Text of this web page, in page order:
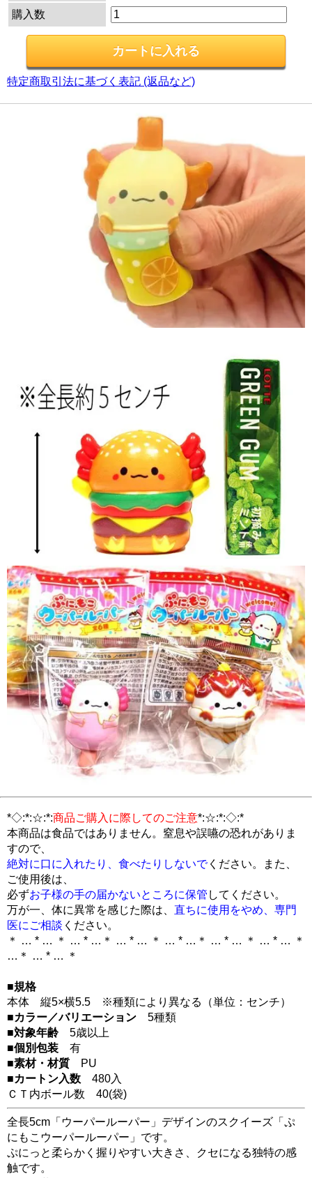
購入数
特定商取引法に基づく表記 (返品など)
*◇:*:☆:*:商品ご購入に際してのご注意*:☆:*:◇:*
本商品は食品ではありません。窒息や誤嚥の恐れがありま
すので、
絶対に口に入れたり、食べたりしないでください。また、
ご使用後は、
必ずお子様の手の届かないところに保管 してください。
万が一、体に異常を感じた際は、 直ちに使用をやめ、専門
医にご相談 ください。
＊ … * … ＊ … * …＊ … * … ＊ … * …＊ … * … ＊ … * … ＊
…＊ … * … ＊
■規格
本体 縦5×横5.5 ※種類により異なる（単位：センチ）
■カラー／バリエーション 5種類
■対象年齢 5歳以上
■個別包装 有
■素材・材質 PU
■カートン入数 480入
ＣＴ内ボール数 40(袋)
全長5cm「ウーパールーパー」デザインのスクイーズ「ぷ
にもこウーパールーパー」です。
ぷにっと柔らかく握りやすい大きさ、クセになる独特の感
触です。